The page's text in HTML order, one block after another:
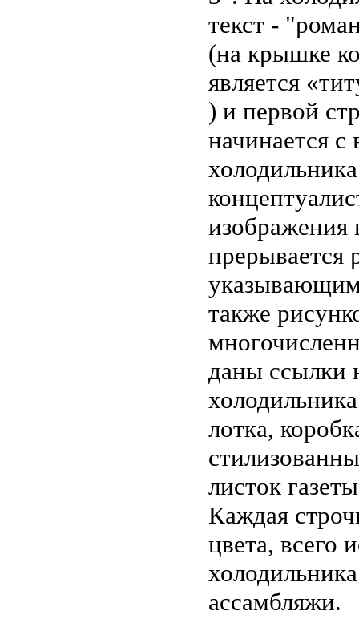
текст -
(на крышке
является
) и первой
начинается
изображения
прерывается
указывающим
также
даны ссылки
лотка,
листок
Каждая
цвета, всего
ассамбляжи.